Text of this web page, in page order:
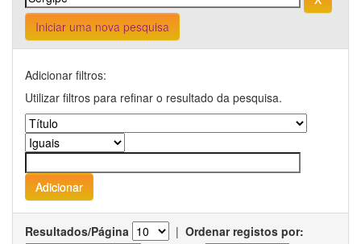
Iniciar uma nova pesquisa
Adicionar filtros:
Utilizar filtros para refinar o resultado da pesquisa.
Resultados/Página | Ordenar registos por: